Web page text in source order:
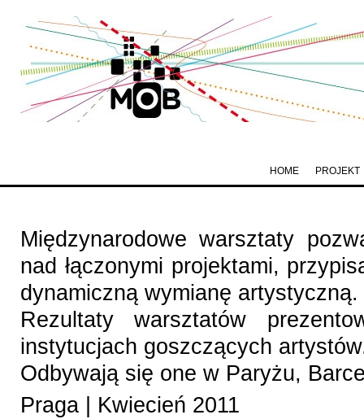
Międzynarodowe warsztaty
nad łączonymi projektami,
dynamiczną wymianę artystyczną.
Rezultaty warsztatów
instytucjach goszczących
Odbywają się one w Paryżu,
Praga | Kwiecień 2011
PROJEKT
HOME